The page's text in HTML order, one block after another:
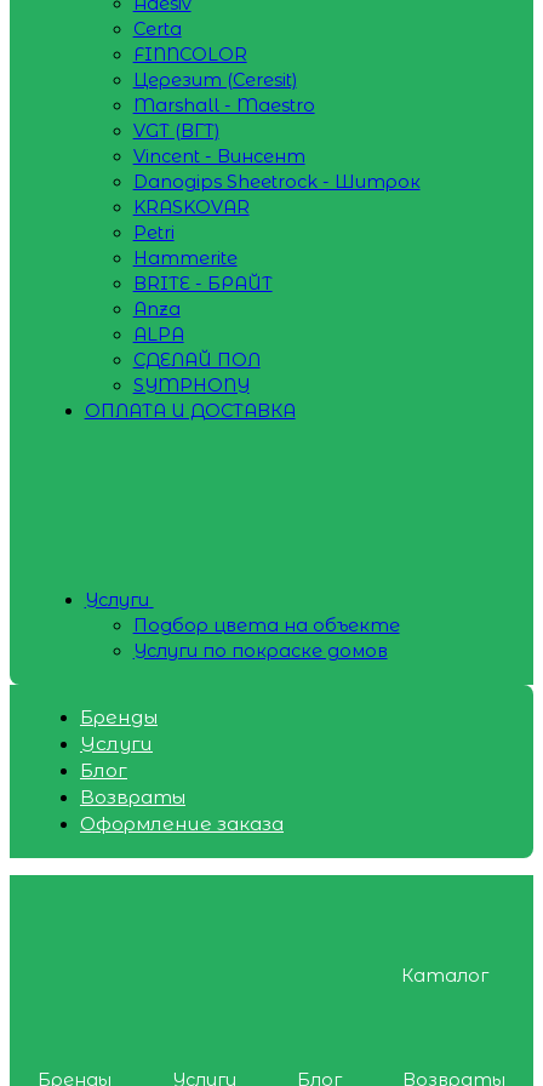
Certa
FINNCOLOR
Церезит (Ceresit)
Marshall - Maestro
VGT (ВГТ)
Vincent - Винсент
Danogips Sheetrock - Шитрок
KRASKOVAR
Petri
Hammerite
BRITE - БРАЙТ
Anza
ALPA
СДЕЛАЙ ПОЛ
SYMPHONY
ОПЛАТА И ДОСТАВКА
Услуги
Подбор цвета на объекте
Услуги по покраске домов
Бренды
Услуги
Блог
Возвраты
Оформление заказа
Каталог
Бренды Услуги Блог
Возвраты